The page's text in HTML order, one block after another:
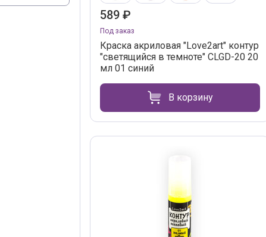
589 ₽
Под заказ
Краска акриловая "Love2art" контур
"светящийся в темноте" CLGD-20 20
мл 01 синий
В корзину